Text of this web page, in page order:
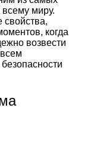
всему миру.
свойства,
когда
возвести